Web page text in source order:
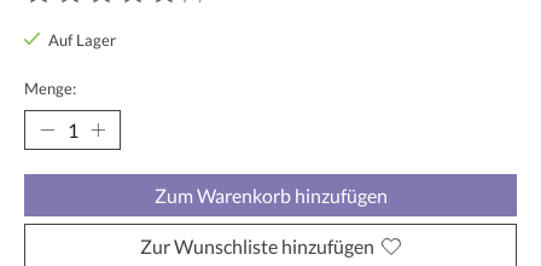
Auf Lager
Menge:
Zum Warenkorb hinzufügen
Zur Wunschliste hinzufügen